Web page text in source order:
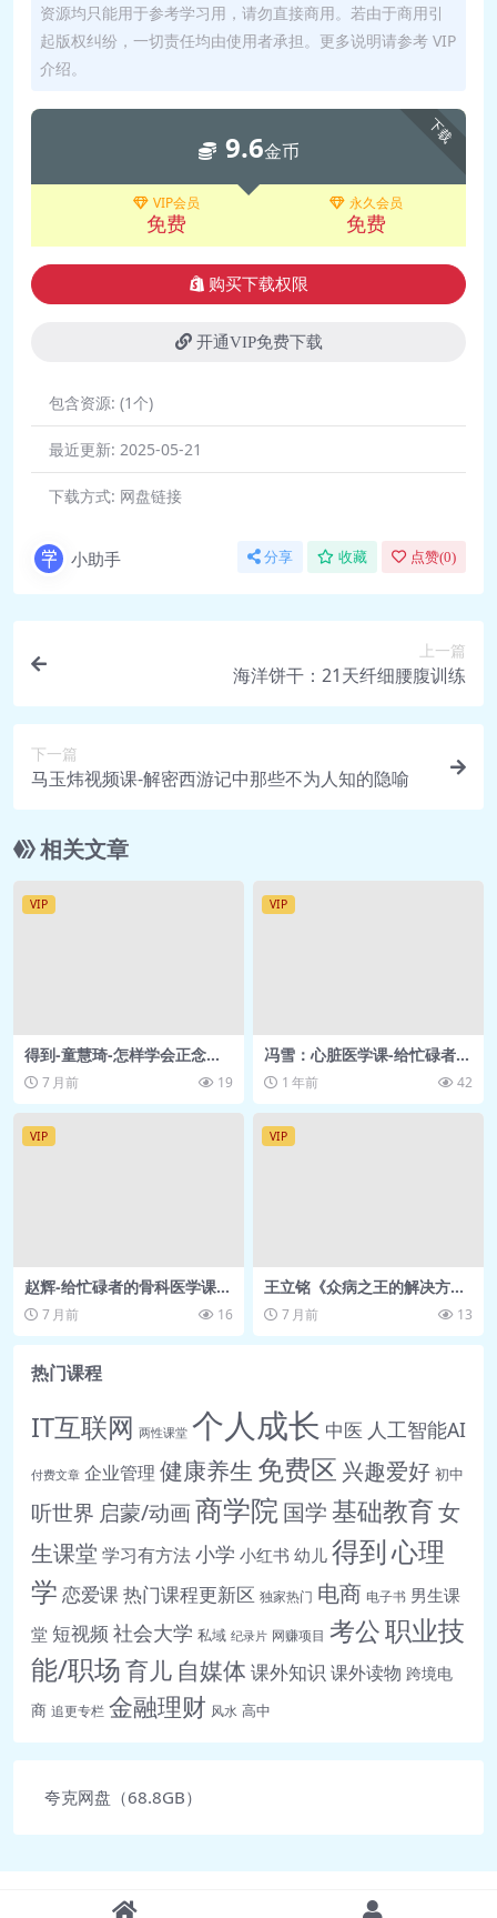
🎥 第07天：打开僵硬的骨
盆.mp4 124.1M
基.mp4 100.1M
🎥 第09天：前屈中释放压
🎥 第10天：扭转中健康秘
决.mp4 100.5M
🎥 第11天：后弯让你更自
信.mp4 102.3M
🎥 第12天：躺下理疗的秘
练.mp4 109.0M
🎥 第14天：由简到繁的深度训
练.mp4 96.8M
进阶A—《21节成长课程》
🎥 第01天：认识瑜
颈.mp4 446.5M
盆.mp4 390.4M
🎥 第06天：舒展双腿_后
侧.mp4 381.7M
基.mp4 615.3M
🎥 第09天：保护膝
🎥 第10天：唤醒腿
心.mp4 532.1M
🎥 第13天：加强腰背力
放.mp4 501.1M
🎥 第15天：调动全身能
量.mp4 819.9M
🎥 第16天：增强体能练
习.mp4 937.2M
🎥 第17天：体式与呼吸结
合.mp4 893.2M
🎥 第18天：呼吸与身体稳
定.mp4 902.1M
🎥 第19天：提升身心灵平
衡.mp4 943.9M
性.mp4 878.4M
资源均只能用于参考学习用，请勿直接商用。若由于商用引
起版权纠纷，一切责任均由使用者承担。更多说明请参考 VIP
介绍。
下载
9.6金币
VIP会员
免费
永久会员
免费
购买下载权限
开通VIP免费下载
包含资源: (1个)
最近更新: 2025-05-21
下载方式: 网盘链接
小助手 分享 收藏 点赞(0)
上一篇
海洋饼干：21天纤细腰腹训练
下一篇
马玉炜视频课-解密西游记中那些不为人知的隐喻
相关文章
VIP
得到-童慧琦-怎样学会正念冥
想 “来自硅谷的专注力练习” 网
盘资源
7 月前 19
VIP
冯雪：心脏医学课-给忙碌者的
心脏医学课
1 年前 42
VIP
赵辉-给忙碌者的骨科医学课
“能动，才能活得好” 得到 网盘
资源7 月前 16
VIP
王立铭《众病之王的解决方
案》网盘下载
7 月前 13
热门课程
IT互联网 两性课堂 个人成长 中医 人工智能AI
付费文章 企业管理 健康养生 免费区 兴趣爱好 初中
听世界 启蒙/动画商学院国学 基础教育女
生课堂 学习有方法小学 小红书 幼儿 得到心理
学 恋爱课热门课程更新区 独家热门 电商 电子书 男生课
堂 短视频 社会大学 私域 纪录片 网赚项目 考公职业技
能/职场育儿 自媒体 课外知识 课外读物 跨境电
商 追更专栏 金融理财 风水 高中
夸克网盘（68.8GB）